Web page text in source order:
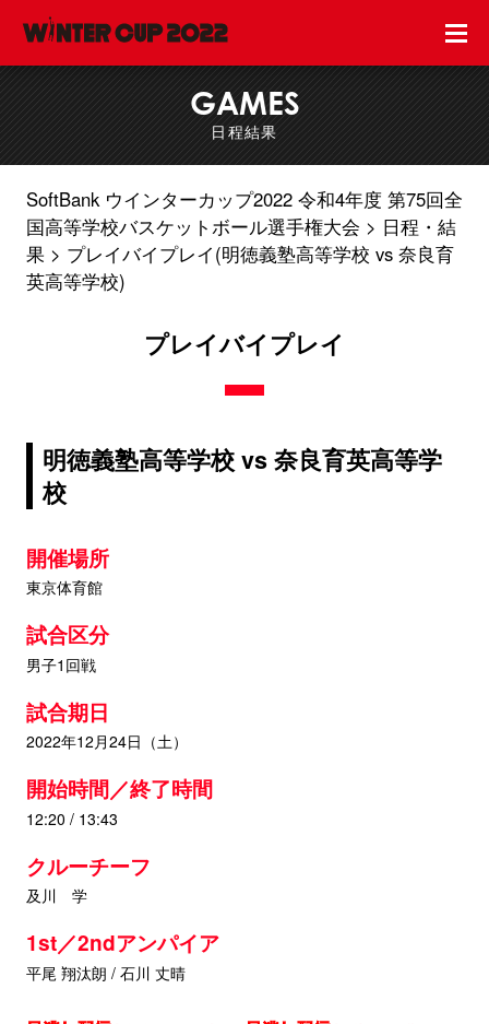
GAMES
日程結果
SoftBank ウインターカップ2022 令和4年度 第75回全
国高等学校バスケットボール選手権大会
日程・結
果
プレイバイプレイ(明徳義塾高等学校 vs 奈良育
英高等学校)
プレイバイプレイ
明徳義塾高等学校 vs 奈良育英高等学
校
開催場所
東京体育館
試合区分
男子1回戦
試合期日
2022年12月24日（土）
開始時間／終了時間
12:20 / 13:43
クルーチーフ
及川 学
1st／2ndアンパイア
平尾 翔汰朗 / 石川 丈晴